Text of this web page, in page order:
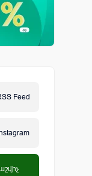
Feed